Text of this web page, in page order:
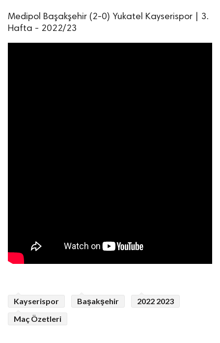
Medipol Başakşehir (2-0) Yukatel Kayserispor | 3.
Hafta - 2022/23
Kayserispor Başakşehir
2022 2023
Maç Özetleri